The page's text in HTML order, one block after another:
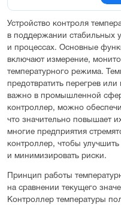
Устройство контроля
в поддержании стабильных
и процессах. Основные
включают измерение,
температурного режима.
предотвратить перегрев
важно в промышленной
контроллер, можно
что значительно повышает
многие предприятия
контроллер, чтобы
и минимизировать риски.
Принцип работы
на сравнении текущего
Контроллер температуры